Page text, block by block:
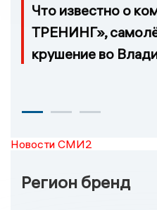
Что известно о
ТРЕНИНГ»,
крушение во
Новости СМИ2
Регион бренд